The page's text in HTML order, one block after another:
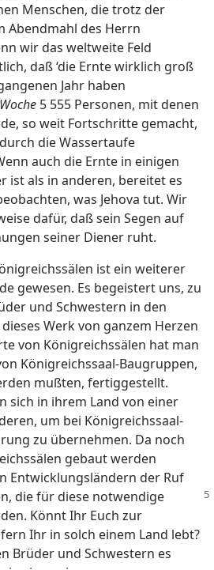
Menschen, die trotz der
Abendmahl des Herrn
wir das weltweite Feld
daß ‘die Ernte wirklich groß
Jahr haben
5 555 Personen, mit denen
so weit Fortschritte gemacht,
die Wassertaufe
auch die Ernte in einigen
ist als in anderen, bereitet es
was Jehova tut. Wir
dafür, daß sein Segen auf
seiner Diener ruht.
ist ein weiterer
gewesen. Es begeistert uns, zu
und Schwestern in den
Werk von ganzem Herzen
von Königreichssälen hat man
Königreichssaal-Baugruppen,
mußten, fertiggestellt.
sich in ihrem Land von einer
um bei Königreichssaal-
zu übernehmen. Da noch
gebaut werden
Entwicklungsländern der Ruf
die für diese notwendige
Könnt Ihr Euch zur
Ihr in solch einem Land lebt?
Brüder und Schwestern es